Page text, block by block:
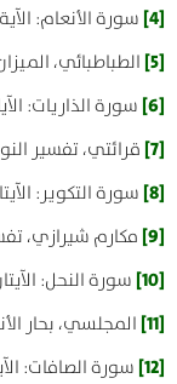
[4] سورة الأنعام: الآية 151.
[5] الطباطبائي، الميزان
[6] سورة الذاريات: الآيات
[7] قرائتي، تفسير النور،
[8] سورة التكوير: الآيتان 8
[9] مكارم شيرازي، تفسير
[10] سورة النحل: الآيتان 58
[11] المجلسي، بحار الأنوار،
[12] سورة الصافات: الآيتان